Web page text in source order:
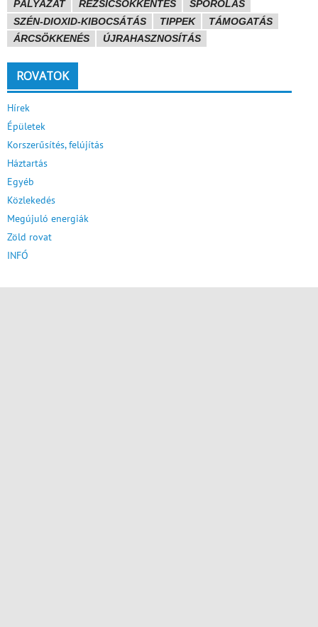
PÁLYÁZAT
REZSICSÖKKENTÉS
SPÓROLÁS
SZÉN-DIOXID-KIBOCSÁTÁS
TIPPEK
TÁMOGATÁS
ÁRCSÖKKENÉS
ÚJRAHASZNOSÍTÁS
ROVATOK
Hírek
Épületek
Korszerűsítés, felújítás
Háztartás
Egyéb
Közlekedés
Megújuló energiák
Zöld rovat
INFÓ